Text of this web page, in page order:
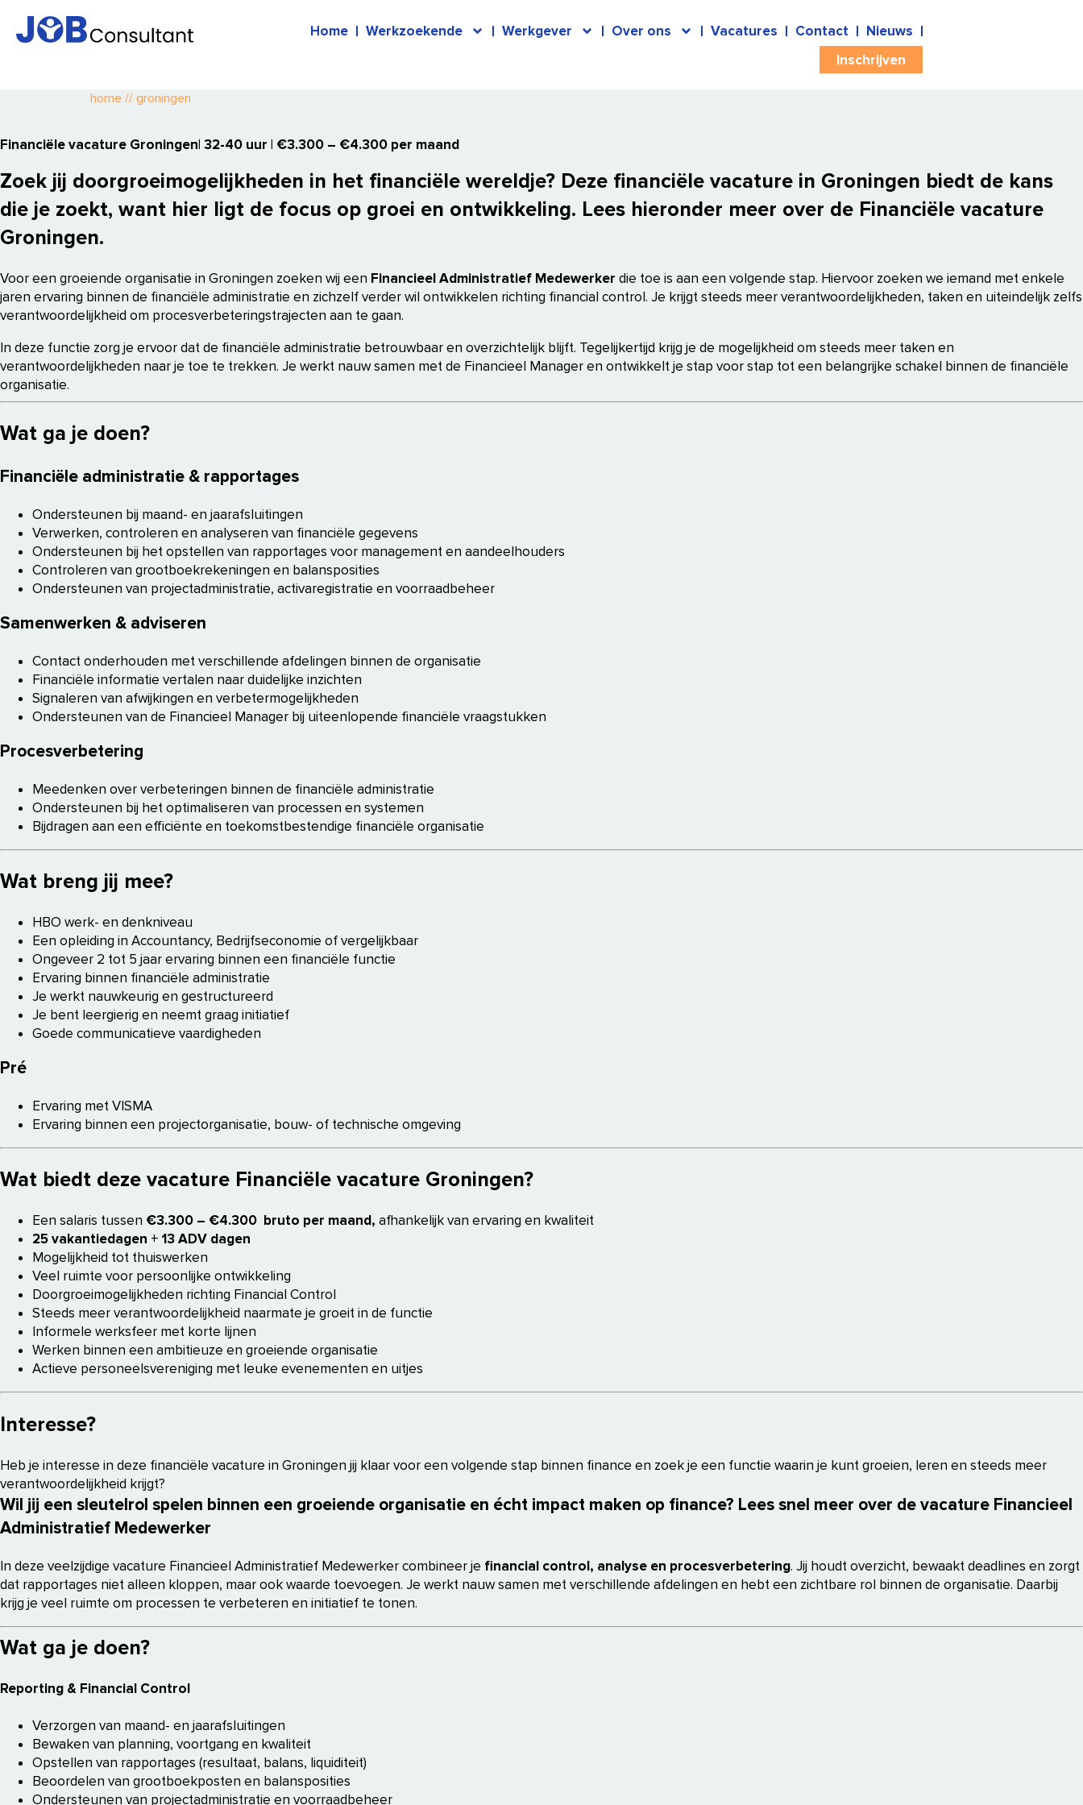
Home Werkzoekende Werkgever Over ons Vacatures Contact
Nieuws
Inschrijven
home // groningen
Financiële vacature Groningen| 32-40 uur | €3.300 – €4.300 per maand
Zoek jij doorgroeimogelijkheden in het financiële wereldje? Deze financiële vacature in Groningen biedt de kans
die je zoekt, want hier ligt de focus op groei en ontwikkeling. Lees hieronder meer over de Financiële vacature
Groningen.
Voor een groeiende organisatie in Groningen zoeken wij een Financieel Administratief Medewerker die toe is aan een volgende stap. Hiervoor zoeken we iemand met enkele
jaren ervaring binnen de financiële administratie en zichzelf verder wil ontwikkelen richting financial control. Je krijgt steeds meer verantwoordelijkheden, taken en uiteindelijk zelfs
verantwoordelijkheid om procesverbeteringstrajecten aan te gaan.
In deze functie zorg je ervoor dat de financiële administratie betrouwbaar en overzichtelijk blijft. Tegelijkertijd krijg je de mogelijkheid om steeds meer taken en
verantwoordelijkheden naar je toe te trekken. Je werkt nauw samen met de Financieel Manager en ontwikkelt je stap voor stap tot een belangrijke schakel binnen de financiële
organisatie.
Wat ga je doen?
Financiële administratie & rapportages
Ondersteunen bij maand- en jaarafsluitingen
Verwerken, controleren en analyseren van financiële gegevens
Ondersteunen bij het opstellen van rapportages voor management en aandeelhouders
Controleren van grootboekrekeningen en balansposities
Ondersteunen van projectadministratie, activaregistratie en voorraadbeheer
Samenwerken & adviseren
Contact onderhouden met verschillende afdelingen binnen de organisatie
Financiële informatie vertalen naar duidelijke inzichten
Signaleren van afwijkingen en verbetermogelijkheden
Ondersteunen van de Financieel Manager bij uiteenlopende financiële vraagstukken
Procesverbetering
Meedenken over verbeteringen binnen de financiële administratie
Ondersteunen bij het optimaliseren van processen en systemen
Bijdragen aan een efficiënte en toekomstbestendige financiële organisatie
Wat breng jij mee?
HBO werk- en denkniveau
Een opleiding in Accountancy, Bedrijfseconomie of vergelijkbaar
Ongeveer 2 tot 5 jaar ervaring binnen een financiële functie
Ervaring binnen financiële administratie
Je werkt nauwkeurig en gestructureerd
Je bent leergierig en neemt graag initiatief
Goede communicatieve vaardigheden
Pré
Ervaring met VISMA
Ervaring binnen een projectorganisatie, bouw- of technische omgeving
Wat biedt deze vacature Financiële vacature Groningen?
Een salaris tussen €3.300 – €4.300 bruto per maand, afhankelijk van ervaring en kwaliteit
25 vakantiedagen + 13 ADV dagen
Mogelijkheid tot thuiswerken
Veel ruimte voor persoonlijke ontwikkeling
Doorgroeimogelijkheden richting Financial Control
Steeds meer verantwoordelijkheid naarmate je groeit in de functie
Informele werksfeer met korte lijnen
Werken binnen een ambitieuze en groeiende organisatie
Actieve personeelsvereniging met leuke evenementen en uitjes
Interesse?
Heb je interesse in deze financiële vacature in Groningen jij klaar voor een volgende stap binnen finance en zoek je een functie waarin je kunt groeien, leren en steeds meer
verantwoordelijkheid krijgt?
Wil jij een sleutelrol spelen binnen een groeiende organisatie en écht impact maken op finance? Lees snel meer over de vacature Financieel
Administratief Medewerker
In deze veelzijdige vacature Financieel Administratief Medewerker combineer je financial control, analyse en procesverbetering. Jij houdt overzicht, bewaakt deadlines en zorgt
dat rapportages niet alleen kloppen, maar ook waarde toevoegen. Je werkt nauw samen met verschillende afdelingen en hebt een zichtbare rol binnen de organisatie. Daarbij
krijg je veel ruimte om processen te verbeteren en initiatief te tonen.
Wat ga je doen?
Reporting & Financial Control
Verzorgen van maand- en jaarafsluitingen
Bewaken van planning, voortgang en kwaliteit
Opstellen van rapportages (resultaat, balans, liquiditeit)
Beoordelen van grootboekposten en balansposities
Ondersteunen van projectadministratie en voorraadbeheer